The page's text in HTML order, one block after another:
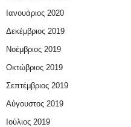
Ιανουάριος 2020
Δεκέμβριος 2019
Νοέμβριος 2019
Οκτώβριος 2019
Σεπτέμβριος 2019
Αύγουστος 2019
Ιούλιος 2019